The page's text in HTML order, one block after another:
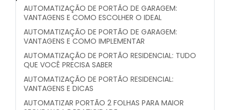
AUTOMATIZAÇÃO DE PORTÃO DE GARAGEM:
VANTAGENS E COMO ESCOLHER O IDEAL
AUTOMATIZAÇÃO DE PORTÃO DE GARAGEM:
VANTAGENS E COMO IMPLEMENTAR
AUTOMATIZAÇÃO DE PORTÃO RESIDENCIAL: TUDO
QUE VOCÊ PRECISA SABER
AUTOMATIZAÇÃO DE PORTÃO RESIDENCIAL:
VANTAGENS E DICAS
AUTOMATIZAR PORTÃO 2 FOLHAS PARA MAIOR